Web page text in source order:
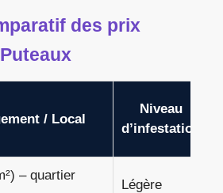
des prix
/ Local
Niveau
d’infestation
– quartier
Légère